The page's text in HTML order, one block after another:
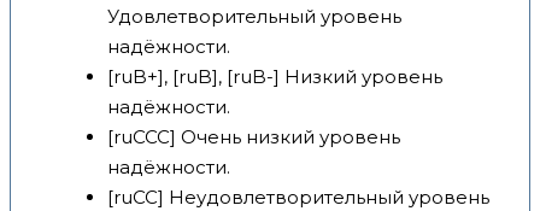
Удовлетворительный уровень
надёжности.
[ruB+], [ruB], [ruB-] Низкий уровень
надёжности.
[ruCCC] Очень низкий уровень
надёжности.
[ruCC] Неудовлетворительный уровень